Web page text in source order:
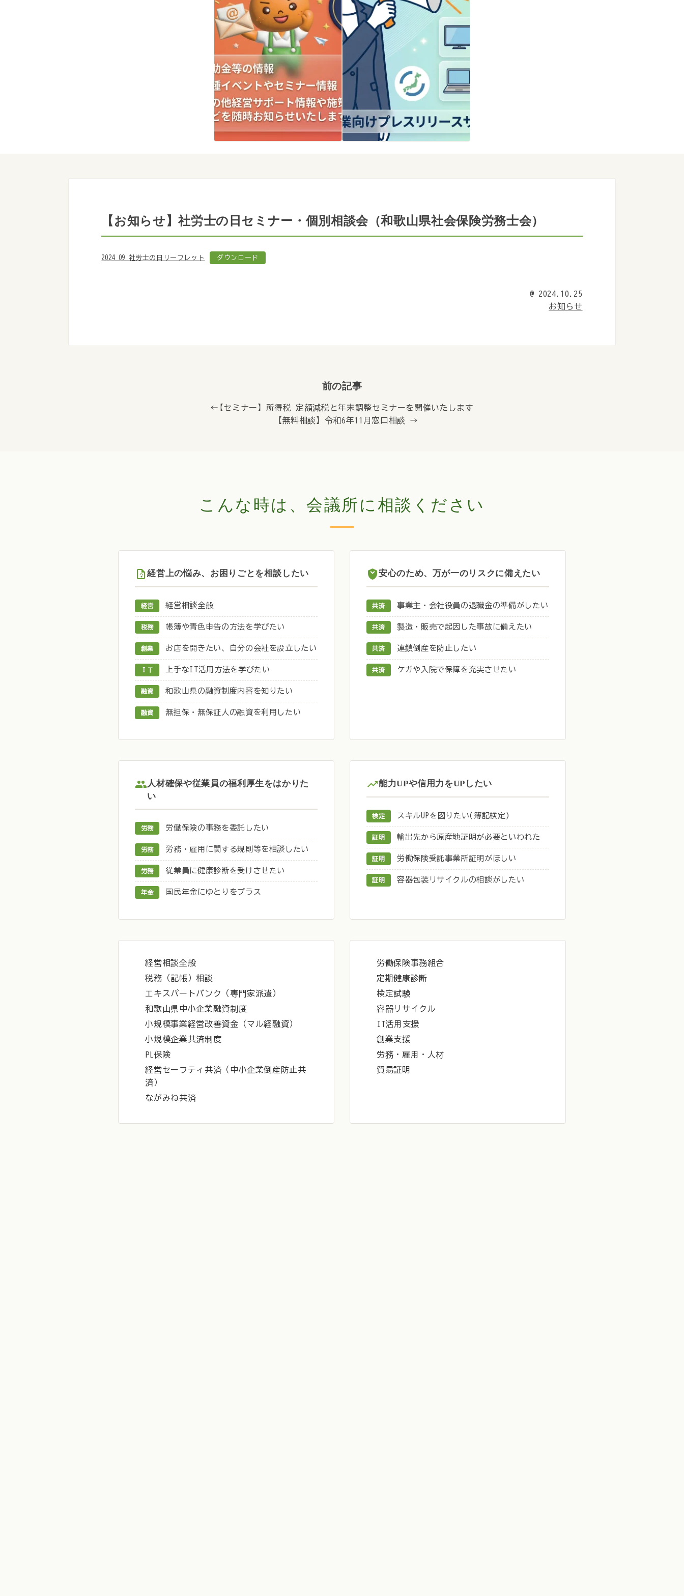
【お知らせ】社労士の日セミナー・個別相談会（和歌山県社会保険労務士会）
2024_09_社労士の日リーフレット ダウンロード
@ 2024.10.25
お知らせ
前の記事
← 【セミナー】所得税 定額減税と年末調整セミナーを開催いたします
【無料相談】令和6年11月窓口相談 →
こんな時は、会議所に相談ください
経営上の悩み、お困りごとを相談したい
経営 経営相談全般
税務 帳簿や青色申告の方法を学びたい
創業 お店を開きたい、自分の会社を設立したい
ＩＴ 上手なIT活用方法を学びたい
融資 和歌山県の融資制度内容を知りたい
融資 無担保・無保証人の融資を利用したい
安心のため、万が一のリスクに備えたい
共済 事業主・会社役員の退職金の準備がしたい
共済 製造・販売で起因した事故に備えたい
共済 連鎖倒産を防止したい
共済 ケガや入院で保障を充実させたい
人材確保や従業員の福利厚生をはかりた
い
労務 労働保険の事務を委託したい
労務 労務・雇用に関する規則等を相談したい
労務 従業員に健康診断を受けさせたい
年金 国民年金にゆとりをプラス
能力UPや信用力をUPしたい
検定 スキルUPを図りたい(簿記検定)
証明 輸出先から原産地証明が必要といわれた
証明 労働保険受託事業所証明がほしい
証明 容器包装リサイクルの相談がしたい
経営相談全般
税務（記帳）相談
エキスパートバンク（専門家派遣）
和歌山県中小企業融資制度
小規模事業経営改善資金（マル経融資）
小規模企業共済制度
PL保険
経営セーフティ共済（中小企業倒産防止共
済）
ながみね共済
労働保険事務組合
定期健康診断
検定試験
容器リサイクル
IT活用支援
創業支援
労務・雇用・人材
貿易証明